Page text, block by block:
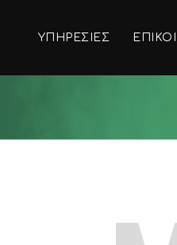
ΥΠΗΡΕΣΊΕΣ